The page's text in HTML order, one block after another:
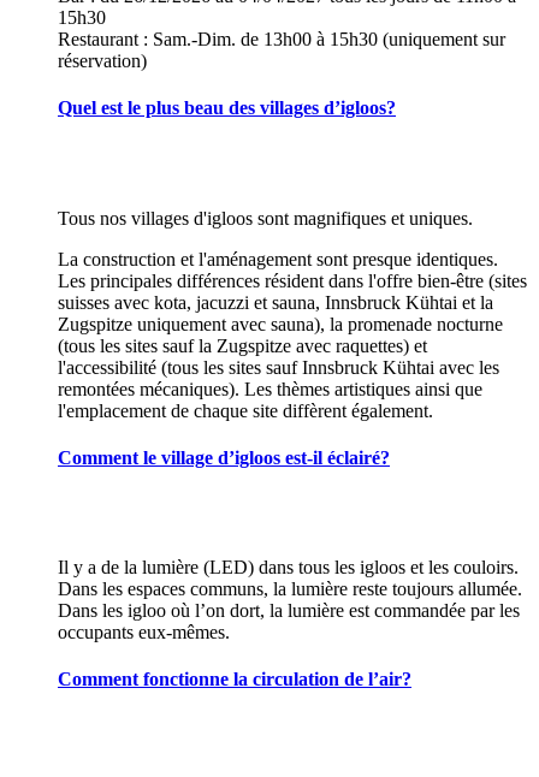
15h30
Restaurant : Sam.-Dim. de 13h00 à 15h30 (uniquement sur
réservation)
Quel est le plus beau des villages d’igloos?
Tous nos villages d'igloos sont magnifiques et uniques.
La construction et l'aménagement sont presque identiques.
Les principales différences résident dans l'offre bien-être (sites
suisses avec kota, jacuzzi et sauna, Innsbruck Kühtai et la
Zugspitze uniquement avec sauna), la promenade nocturne
(tous les sites sauf la Zugspitze avec raquettes) et
l'accessibilité (tous les sites sauf Innsbruck Kühtai avec les
remontées mécaniques). Les thèmes artistiques ainsi que
l'emplacement de chaque site diffèrent également.
Comment le village d’igloos est-il éclairé?
Il y a de la lumière (LED) dans tous les igloos et les couloirs.
Dans les espaces communs, la lumière reste toujours allumée.
Dans les igloo où l’on dort, la lumière est commandée par les
occupants eux-mêmes.
Comment fonctionne la circulation de l’air?